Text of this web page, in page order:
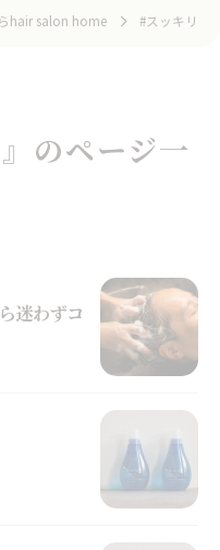
hair salon home #スッキリ
のページ一
迷わずコ